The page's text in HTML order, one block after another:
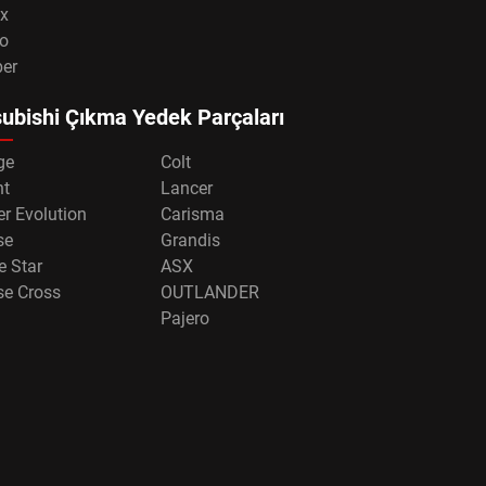
Çıkma Yedek Parçaları
Colt
Lancer
Evolution
Carisma
Grandis
Star
ASX
Cross
OUTLANDER
Pajero